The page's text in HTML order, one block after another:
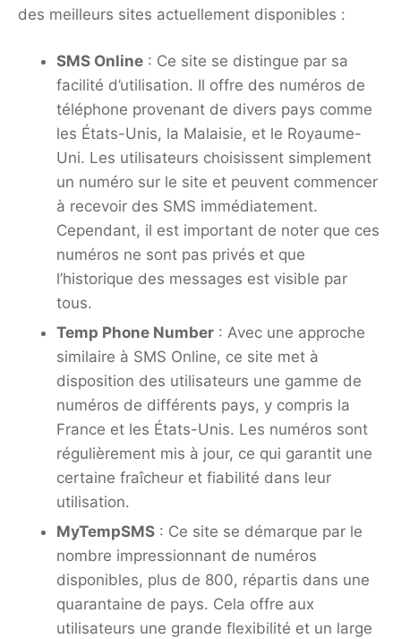
des meilleurs sites actuellement disponibles :
SMS Online: Ce site se distingue par sa
facilité d’utilisation. Il offre des numéros de
téléphone provenant de divers pays comme
les États-Unis, la Malaisie, et le Royaume-
Uni. Les utilisateurs choisissent simplement
un numéro sur le site et peuvent commencer
à recevoir des SMS immédiatement.
Cependant, il est important de noter que ces
numéros ne sont pas privés et que
l’historique des messages est visible par
tous.
Temp Phone Number: Avec une approche
similaire à SMS Online, ce site met à
disposition des utilisateurs une gamme de
numéros de différents pays, y compris la
France et les États-Unis. Les numéros sont
régulièrement mis à jour, ce qui garantit une
certaine fraîcheur et fiabilité dans leur
utilisation.
MyTempSMS: Ce site se démarque par le
nombre impressionnant de numéros
disponibles, plus de 800, répartis dans une
quarantaine de pays. Cela offre aux
utilisateurs une grande flexibilité et un large